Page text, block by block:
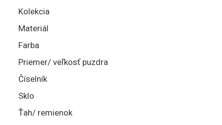
Kolekcia
Materiál
Farba
Priemer/ veľkosť puzdra
Číselník
Sklo
Ťah/ remienok